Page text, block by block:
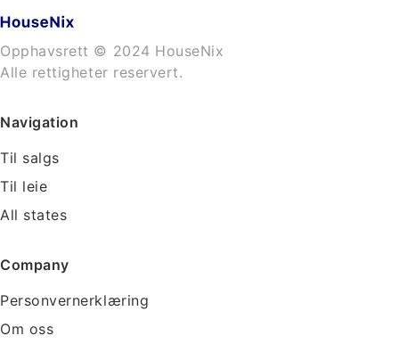
Opphavsrett © 2024 HouseNix
Alle rettigheter reservert.
Navigation
Til salgs
Til leie
All states
Company
Personvernerklæring
Om oss